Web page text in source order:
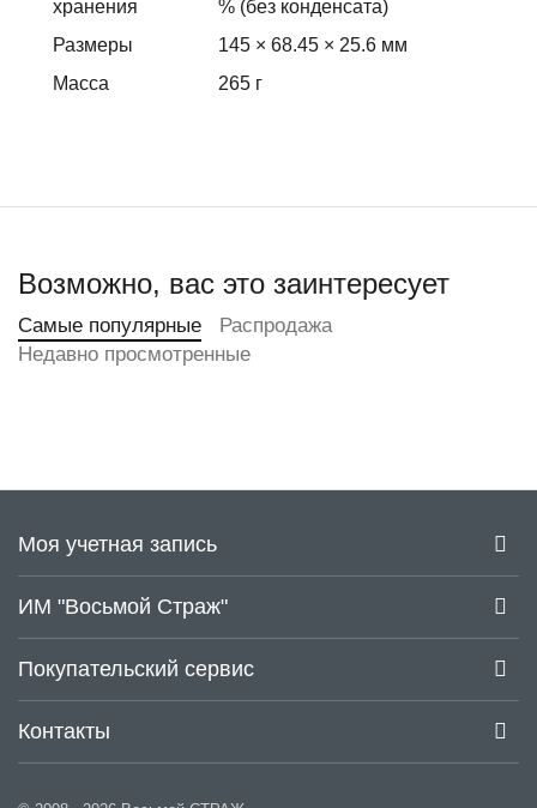
хранения
% (без конденсата)
Размеры
145 × 68.45 × 25.6 мм
Масса
265 г
Возможно, вас это заинтересует
Самые популярные
Распродажа
Недавно просмотренные
Моя учетная запись
ИМ "Восьмой Страж"
Покупательский сервис
Контакты